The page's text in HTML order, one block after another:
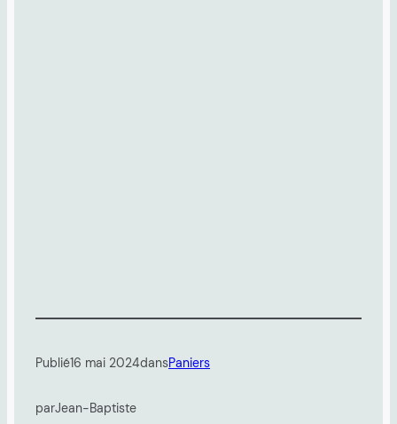
Publié16 mai 2024dansPaniers
parJean-Baptiste